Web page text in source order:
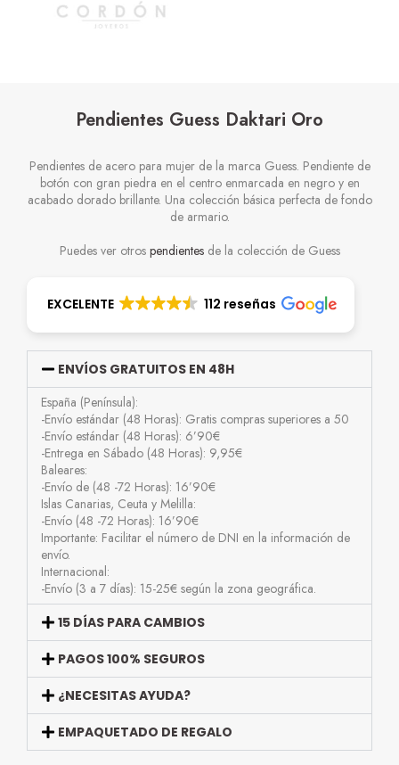
Pendientes Guess Daktari Oro
Pendientes de acero para mujer de la marca Guess. Pendiente de
botón con gran piedra en el centro enmarcada en negro y en
acabado dorado brillante. Una colección básica perfecta de fondo
de armario.
Puedes ver otros pendientesde la colección de Guess
EXCELENTE 112 reseñas
ENVÍOS GRATUITOS EN 48H
España (Península):
-Envío estándar (48 Horas): Gratis compras superiores a 50
-Envío estándar (48 Horas): 6’90€
-Entrega en Sábado (48 Horas): 9,95€
Baleares:
-Envío de (48 -72 Horas): 16’90€
Islas Canarias, Ceuta y Melilla:
-Envío (48 -72 Horas): 16’90€
Importante: Facilitar el número de DNI en la información de
envío.
Internacional:
-Envío (3 a 7 días): 15-25€ según la zona geográfica.
15 DÍAS PARA CAMBIOS
PAGOS 100% SEGUROS
¿NECESITAS AYUDA?
EMPAQUETADO DE REGALO